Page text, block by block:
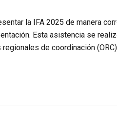
la IFA 2025 de manera
Esta asistencia se
de coordinación